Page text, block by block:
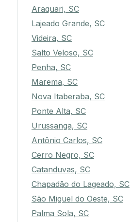
Araquari, SC
Lajeado Grande, SC
Videira, SC
Salto Veloso, SC
Penha, SC
Marema, SC
Nova Itaberaba, SC
Ponte Alta, SC
Urussanga, SC
Antônio Carlos, SC
Cerro Negro, SC
Catanduvas, SC
Chapadão do Lageado, SC
São Miguel do Oeste, SC
Palma Sola, SC